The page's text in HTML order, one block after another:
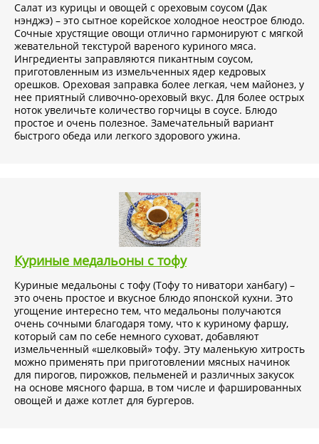
Салат из курицы и овощей с ореховым соусом (Дак
нэнджэ) – это сытное корейское холодное неострое блюдо.
Сочные хрустящие овощи отлично гармонируют с мягкой
жевательной текстурой вареного куриного мяса.
Ингредиенты заправляются пикантным соусом,
приготовленным из измельченных ядер кедровых
орешков. Ореховая заправка более легкая, чем майонез, у
нее приятный сливочно-ореховый вкус. Для более острых
ноток увеличьте количество горчицы в соусе. Блюдо
простое и очень полезное. Замечательный вариант
быстрого обеда или легкого здорового ужина.
Куриные медальоны с тофу
Куриные медальоны с тофу (Тофу то ниватори ханбагу) –
это очень простое и вкусное блюдо японской кухни. Это
угощение интересно тем, что медальоны получаются
очень сочными благодаря тому, что к куриному фаршу,
который сам по себе немного суховат, добавляют
измельченный «шелковый» тофу. Эту маленькую хитрость
можно применять при приготовлении мясных начинок
для пирогов, пирожков, пельменей и различных закусок
на основе мясного фарша, в том числе и фаршированных
овощей и даже котлет для бургеров.